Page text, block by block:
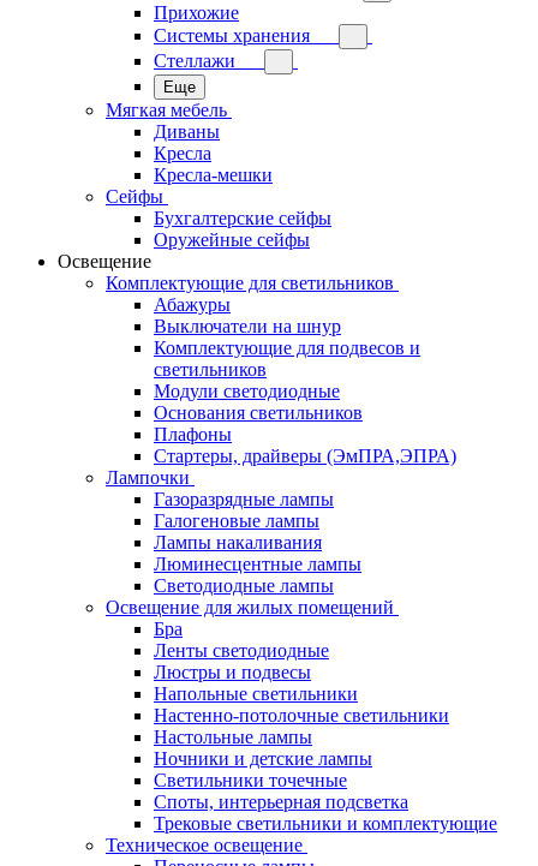
Прихожие
Системы хранения
Стеллажи
Еще
Мягкая мебель
Диваны
Кресла
Кресла-мешки
Сейфы
Бухгалтерские сейфы
Оружейные сейфы
Освещение
Комплектующие для светильников
Абажуры
Выключатели на шнур
Комплектующие для подвесов и
светильников
Модули светодиодные
Основания светильников
Плафоны
Стартеры, драйверы (ЭмПРА,ЭПРА)
Лампочки
Газоразрядные лампы
Галогеновые лампы
Лампы накаливания
Люминесцентные лампы
Светодиодные лампы
Освещение для жилых помещений
Бра
Ленты светодиодные
Люстры и подвесы
Напольные светильники
Настенно-потолочные светильники
Настольные лампы
Ночники и детские лампы
Светильники точечные
Споты, интерьерная подсветка
Трековые светильники и комплектующие
Техническое освещение